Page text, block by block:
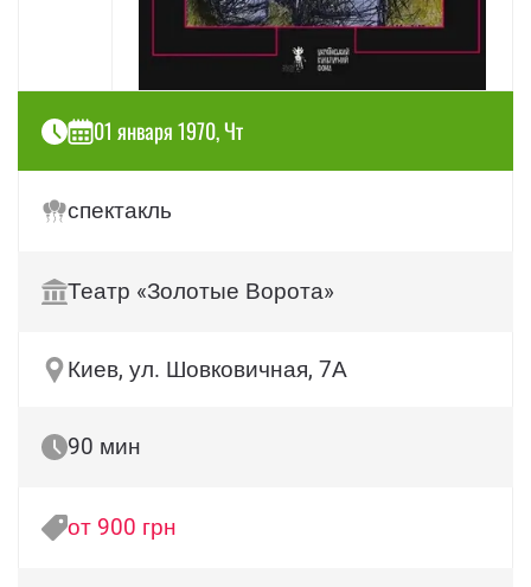
01 января 1970, Чт
спектакль
Театр «Золотые Ворота»
Киев, ул. Шовковичная, 7А
90 мин
от 900 грн